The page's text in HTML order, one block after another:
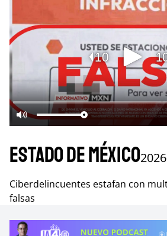
Estado de México
Ciberdelincuentes estafan con
falsas